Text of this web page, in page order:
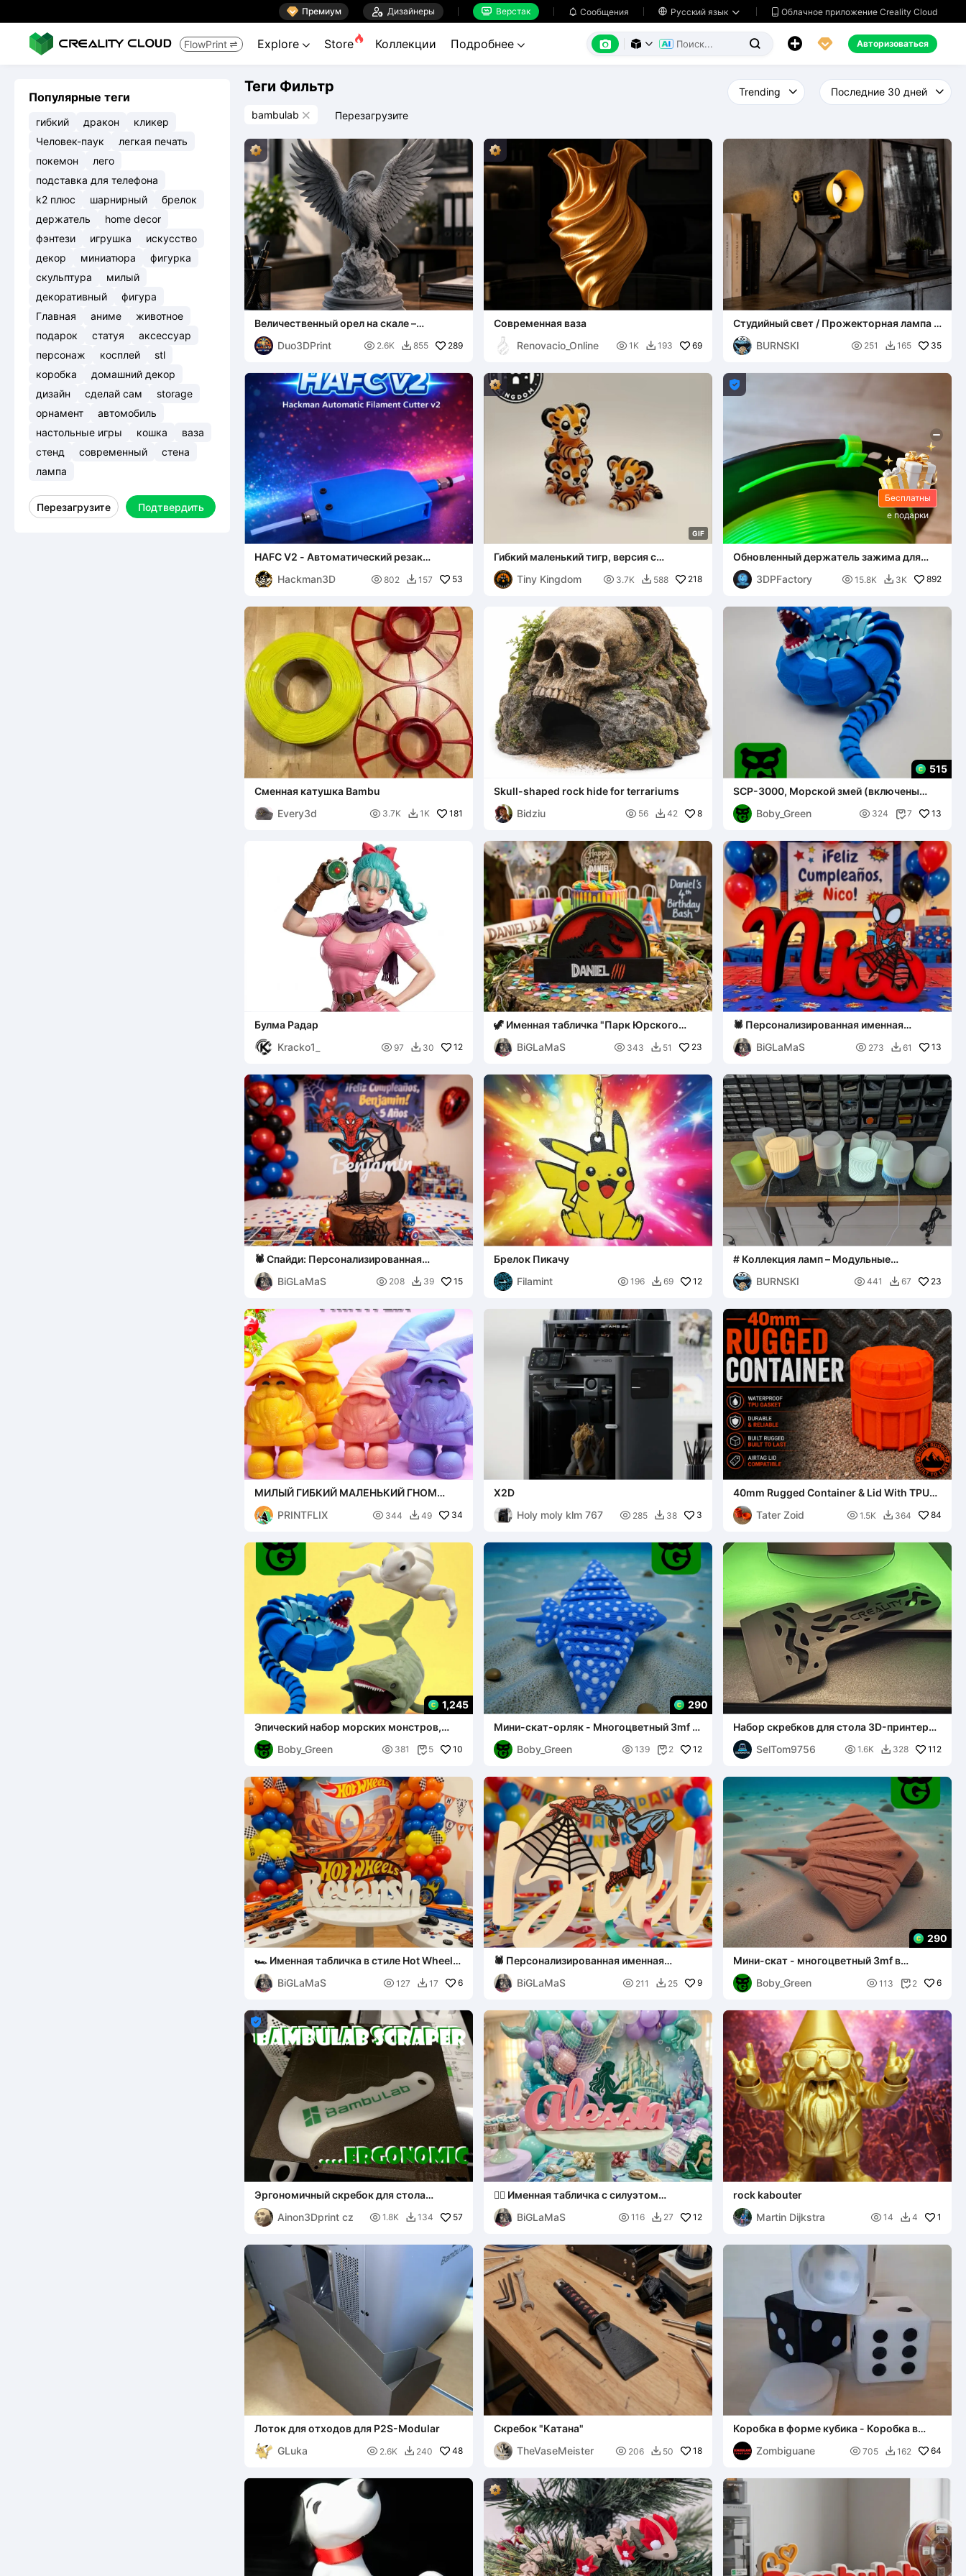
 Премиум  Дизайнеры  Верстак  Сообщения  Русский язык   Облачное приложение Creality Cloud
FlowPrint  Explore  Store Коллекции Подробнее        Авторизоваться
Популярные теги
гибкий дракон
кликер
Человек-паук
легкая печать
покемон
лего
подставка для телефона
k2 плюс
шарнирный
брелок
держатель
home decor
фэнтези
игрушка
искусство
декор
миниатюра
фигурка
скульптура
милый
декоративный
фигура
Главная
аниме
животное
подарок
статуя
аксессуар
персонаж
косплей
stl
коробка
домашний декор
дизайн
сделай сам
storage
орнамент
автомобиль
настольные игры
кошка
ваза
стенд
современный
стена
лампа
Перезагрузите Подтвердить
Теги Фильтр
bambulab  Перезагрузите
Величественный орел на скале –
детализированная декоративная
статуэтка
Duo3DPrint  2.6K  855 289
Современная ваза
Renovacio_Online
 1K  193 69
Студийный свет / Прожекторная лампа –
Элегантный дизайн для вашего стола
BURNSKI
 251  165 35
HAFC V2 - Автоматический резак
филамента Hackman
Hackman3D
 802  157 53
GIF
Гибкий маленький тигр, версия с
брелоком и файлы 3MF включены
Tiny Kingdom
 3.7K  588 218

Обновленный держатель зажима для
филамента предотвращает
разматывание катушки
3DPFactory  15.8K  3K 892
Сменная катушка Bambu
Every3d
 3.7K  1K 181
Skull-shaped rock hide for terrariums
Bidziu
 56  42 8
515
SCP-3000, Морской змей (включены
многоцветные 3mfs)
Boby_Green
 324 7 13
Булма Радар
Kracko1_
 97  30 12
🦖 Именная табличка "Парк Юрского
периода": Дино-декор - [Дэниел]
BiGLaMaS
 343  51 23
🕷️ Персонализированная именная
табличка «Спайди и друзья» - издание
НикоBiGLaMaS  273  61 13
🕷️ Спайди: Персонализированная
табличка с именем - Версия
[Бенджамин]
BiGLaMaS  208  39 15
Брелок Пикачу
Filamint
 196  69 12
# Коллекция ламп – Модульные
настольные лампы - Bambu Lab Kit 001
BURNSKI
 441  67 23
МИЛЫЙ ГИБКИЙ МАЛЕНЬКИЙ ГНОМ
(РОЖДЕСТВЕНСКИЙ СПЕЦВЫПУСК)
PRINTFLIX
 344  49 34
X2D
Holy moly klm 767
 285  38 3
40mm Rugged Container & Lid With TPU
Gasket
Tater Zoid
 1.5K  364 84
1,245
Эпический набор морских монстров,
том 2 (Многоцветный)
Boby_Green
 381  5 10
290
Мини-скат-орляк - Многоцветный 3mf в
комплекте
Boby_Green
 139  2 12
Набор скребков для стола 3D-принтера –
Легкая конструкция
SelTom9756
 1.6K  328 112
🏎️ Именная табличка в стиле Hot Wheels:
Декор [Рейянш]
BiGLaMaS
 127  17 6
🕷️ Персонализированная именная
табличка Человек-паук - Издание Бил
BiGLaMaS
 211  25 9
290
Мини-скат - многоцветный 3mf в
комплекте
Boby_Green
 113  2 6

Эргономичный скребок для стола
Bambulab
Ainon3Dprint cz
 1.8K  134 57
🧜‍♀️ Именная табличка с силуэтом
русалки: Подводный декор
BiGLaMaS
 116  27 12
rock kabouter
Martin Dijkstra
 14  4 1
Лоток для отходов для P2S-Modular
GLuka
 2.6K  240 48
Скребок "Катана"
TheVaseMeister
 206  50 18
Коробка в форме кубика - Коробка в
форме игральной кости
Zombiguane
 705  162 64
Бесплатны
е подарки